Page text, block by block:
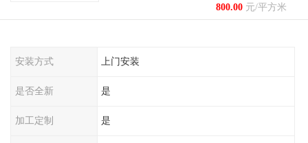
800.00元/平方米
起
安装方式 上门安装
是否全新 是
加工定制 是